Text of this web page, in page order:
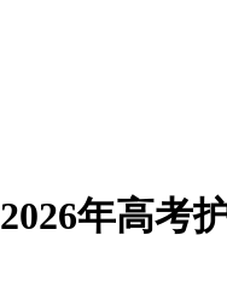
年高考